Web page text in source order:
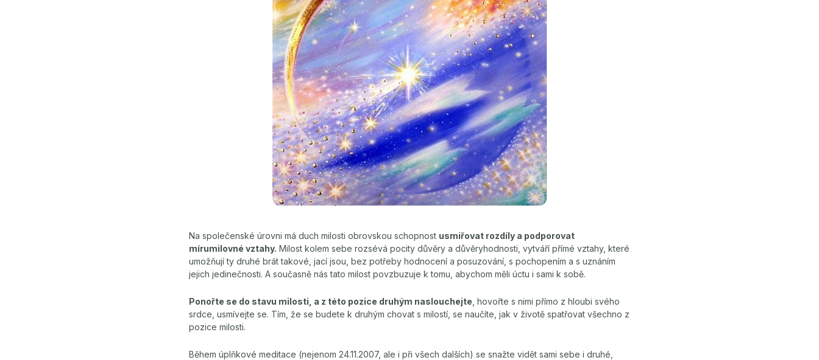
Na společenské úrovni má duch milosti obrovskou schopnost usmiřovat rozdíly a podporovat
mírumilovné vztahy. Milost kolem sebe rozsévá pocity důvěry a důvěryhodnosti, vytváří přímé vztahy, které
umožňují ty druhé brát takové, jací jsou, bez potřeby hodnocení a posuzování, s pochopením a s uznáním
jejich jedinečnosti. A současně nás tato milost povzbuzuje k tomu, abychom měli úctu i sami k sobě.
Ponořte se do stavu milosti, a z této pozice druhým naslouchejte , hovořte s nimi přímo z hloubi svého
srdce, usmívejte se. Tím, že se budete k druhým chovat s milostí, se naučíte, jak v životě spatřovat všechno z
pozice milosti.
Během úplňkové meditace (nejenom 24.11.2007, ale i při všech dalších) se snažte vidět sami sebe i druhé,